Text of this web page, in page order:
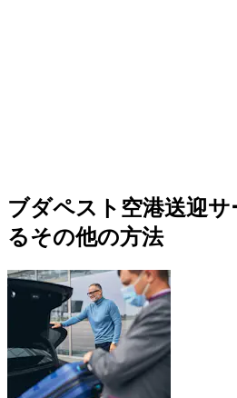
ブダペスト空港送迎
るその他の方法